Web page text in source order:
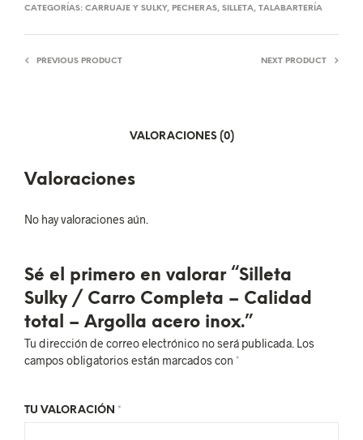
CATEGORÍAS: CARRUAJE Y SULKY, PECHERAS, SILLETA, TALABARTERÍA
PREVIOUS PRODUCT NEXT PRODUCT
VALORACIONES (0)
Valoraciones
No hay valoraciones aún.
Sé el primero en valorar “Silleta
Sulky / Carro Completa – Calidad
total – Argolla acero inox.”
Tu dirección de correo electrónico no será publicada. Los
campos obligatorios están marcados con *
TU VALORACIÓN *